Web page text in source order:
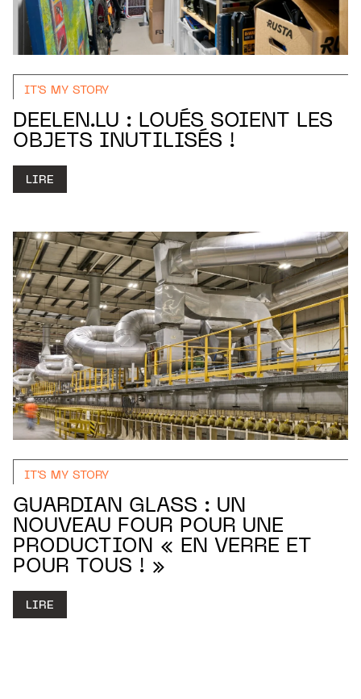
IT'S MY STORY
DEELEN.LU : LOUÉS SOIENT LES
OBJETS INUTILISÉS !
LIRE
IT'S MY STORY
GUARDIAN GLASS : UN
NOUVEAU FOUR POUR UNE
PRODUCTION « EN VERRE ET
POUR TOUS ! »
LIRE